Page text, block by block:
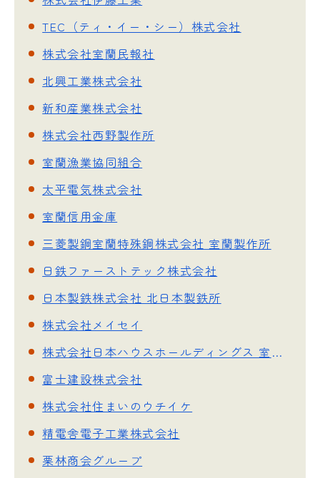
TEC（ティ・イー・シー）株式会社
株式会社室蘭民報社
北興工業株式会社
新和産業株式会社
株式会社西野製作所
室蘭漁業協同組合
太平電気株式会社
室蘭信用金庫
三菱製鋼室蘭特殊鋼株式会社 室蘭製作所
日鉄ファーストテック株式会社
日本製鉄株式会社 北日本製鉄所
株式会社メイセイ
株式会社日本ハウスホールディングス 室蘭営業所
富士建設株式会社
株式会社住まいのウチイケ
精電舎電子工業株式会社
栗林商会グループ